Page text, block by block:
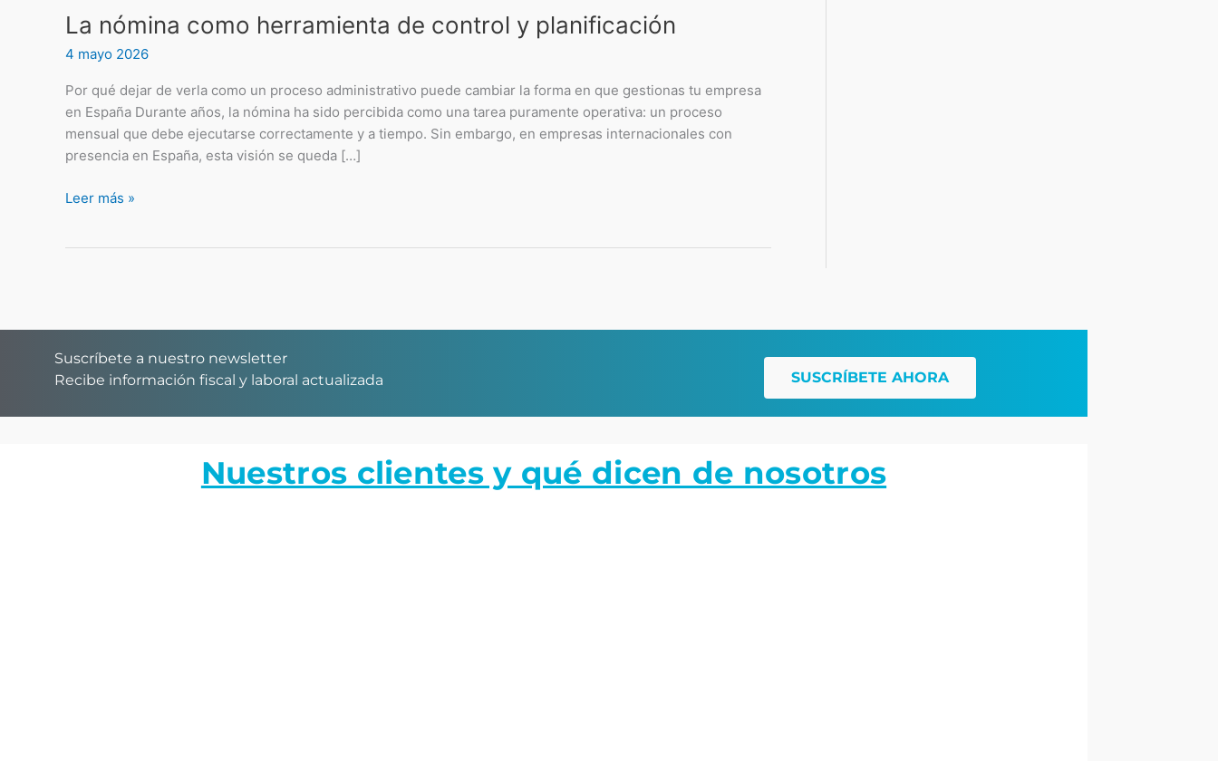
La nómina como herramienta de control y planificación
4 mayo 2026
Por qué dejar de verla como un proceso administrativo puede cambiar la forma en que gestionas tu empresa
en España Durante años, la nómina ha sido percibida como una tarea puramente operativa: un proceso
mensual que debe ejecutarse correctamente y a tiempo. Sin embargo, en empresas internacionales con
presencia en España, esta visión se queda […]
Leer más »
Suscríbete a nuestro newsletter
Recibe información fiscal y laboral actualizada
SUSCRÍBETE AHORA
Nuestros clientes y qué dicen de nosotros